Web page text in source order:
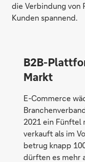
die Verbindung von
Kunden spannend.
B2B-
Markt
E-Commerce
2021 ein Fünftel
verkauft als im
betrug knapp
dürften es mehr